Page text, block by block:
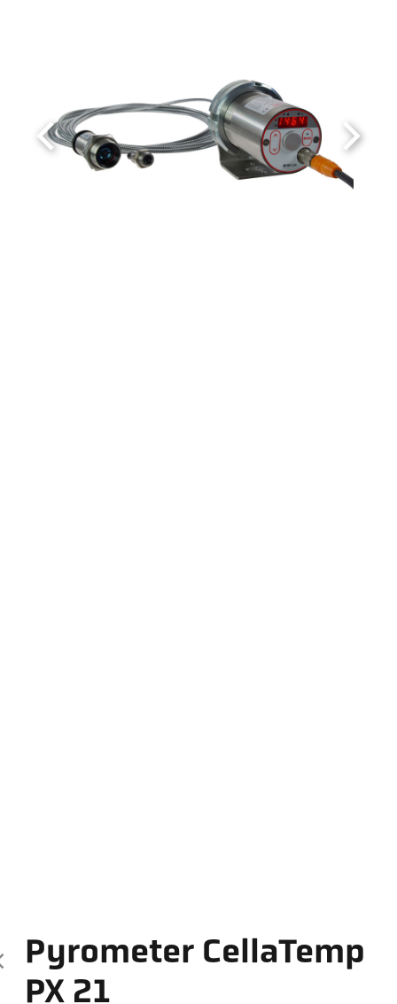
Pyrometer CellaTemp
PX 21